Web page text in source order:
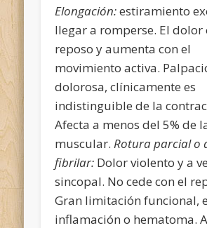
Elongación:estiramiento
llegar a romperse. El dolor
reposo y aumenta con el
movimiento activa.
dolorosa, clínicamente es
indistinguible de la
Afecta a menos del 5% de
muscular.Rotura parcial o
fibrilar: Dolor violento y a
sincopal. No cede con el
Gran limitación funcional, e
inflamación o hematoma.